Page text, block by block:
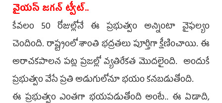
వైయ‌స్ జ‌గ‌న్ ట్వీట్‌..
కేవలం 50 రోజుల్లోనే ఈ ప్రభుత్వం అన్నింటా వైఫల్యం
చెందింది. రాష్ట్రంలో శాంతి భద్రతలు పూర్తిగా క్షీణించాయి. ఈ
అరాచకపాలన పట్ల ప్రజల్లో వ్యతిరేకత మొదలైంది. అందుకే
ప్రభుత్వం వేసే ప్రతి అడుగులోనూ భయం కనబడుతోంది.
ఈ ప్రభుత్వం ఎంతగా భయపడుతోంది అంటే.. ఈ ఏడాది,